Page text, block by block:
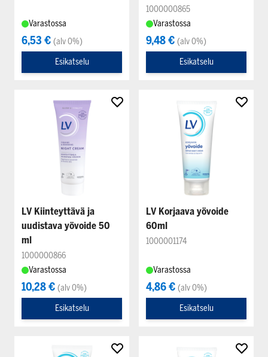
Varastossa
6,53 € (alv 0%)
Esikatselu
1000000865
Varastossa
9,48 € (alv 0%)
Esikatselu
LV Kiinteyttävä ja
uudistava yövoide 50
ml
1000000866
Varastossa
10,28 € (alv 0%)
Esikatselu
LV Korjaava yövoide
60ml
1000001174
Varastossa
4,86 € (alv 0%)
Esikatselu